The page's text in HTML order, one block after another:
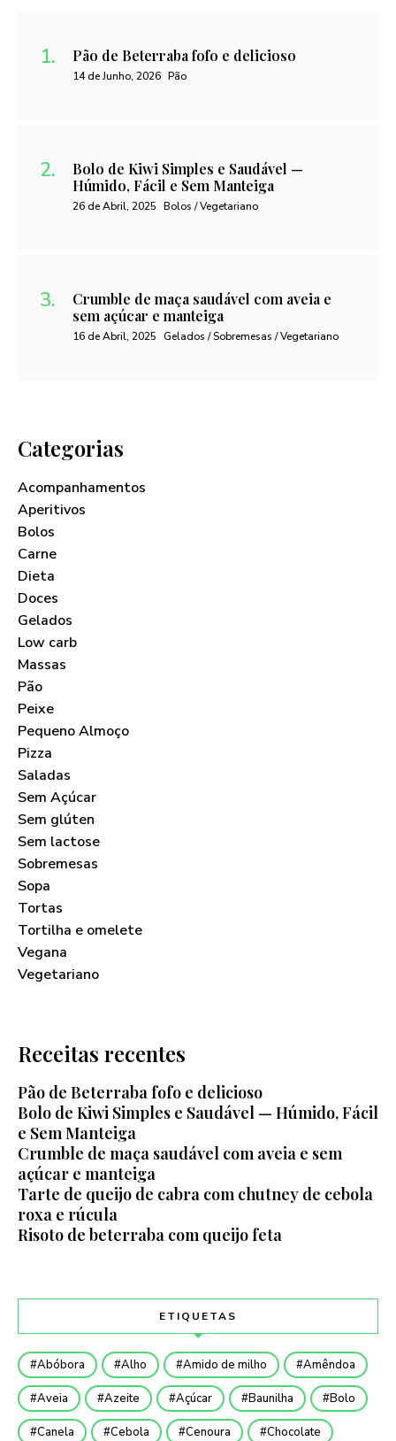
Pão de Beterraba fofo e delicioso
14 de Junho, 2026 Pão
Bolo de Kiwi Simples e Saudável —
Húmido, Fácil e Sem Manteiga
26 de Abril, 2025 Bolos / Vegetariano
Crumble de maça saudável com aveia e
sem açúcar e manteiga
16 de Abril, 2025 Gelados / Sobremesas / Vegetariano
Categorias
Acompanhamentos
Aperitivos
Bolos
Carne
Dieta
Doces
Gelados
Low carb
Massas
Pão
Peixe
Pequeno Almoço
Pizza
Saladas
Sem Açúcar
Sem glúten
Sem lactose
Sobremesas
Sopa
Tortas
Tortilha e omelete
Vegana
Vegetariano
Receitas recentes
Pão de Beterraba fofo e delicioso
Bolo de Kiwi Simples e Saudável — Húmido, Fácil
e Sem Manteiga
Crumble de maça saudável com aveia e sem
açúcar e manteiga
Tarte de queijo de cabra com chutney de cebola
roxa e rúcula
Risoto de beterraba com queijo feta
ETIQUETAS
Abóbora Alho Amido de milho Amêndoa
Aveia Azeite Açúcar Baunilha Bolo
Canela Cebola Cenoura Chocolate